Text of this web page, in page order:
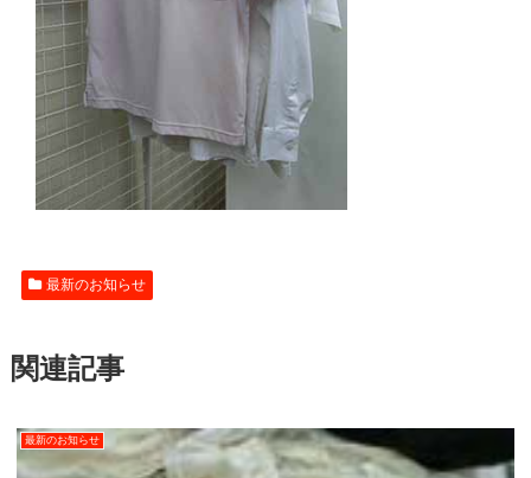
最新のお知らせ
関連記事
最新のお知らせ